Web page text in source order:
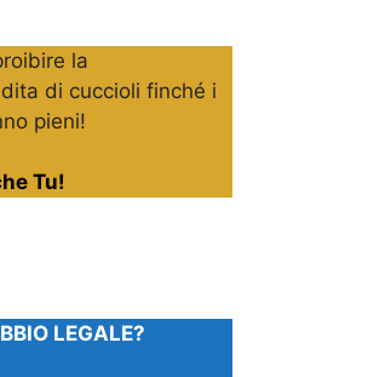
la
di cuccioli finché i
pieni!
Tu!
LEGALE?